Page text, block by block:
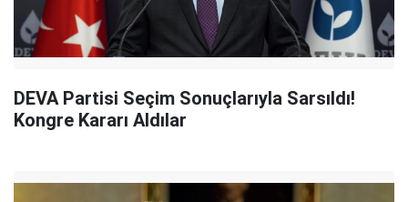
DEVA Partisi Seçim Sonuçlarıyla Sarsıldı!
Kongre Kararı Aldılar